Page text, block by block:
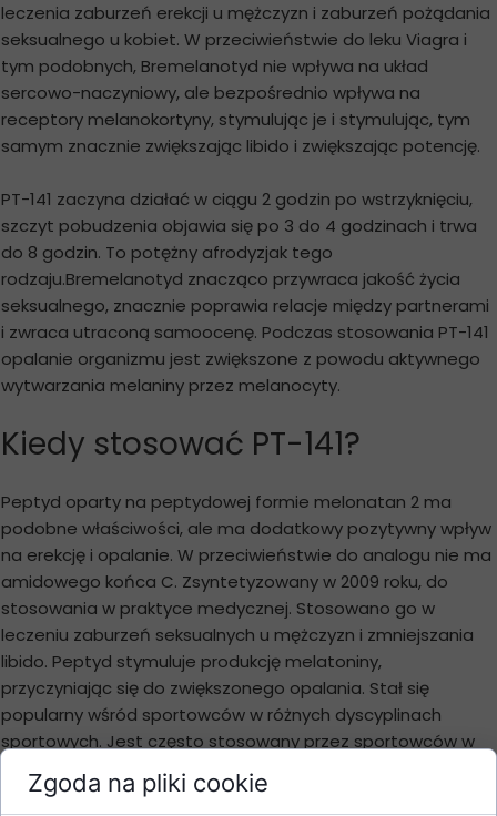
leczenia zaburzeń erekcji u mężczyzn i zaburzeń pożądania
seksualnego u kobiet. W przeciwieństwie do leku Viagra i
tym podobnych, Bremelanotyd nie wpływa na układ
sercowo-naczyniowy, ale bezpośrednio wpływa na
receptory melanokortyny, stymulując je i stymulując, tym
samym znacznie zwiększając libido i zwiększając potencję.
PT-141 zaczyna działać w ciągu 2 godzin po wstrzyknięciu,
szczyt pobudzenia objawia się po 3 do 4 godzinach i trwa
do 8 godzin. To potężny afrodyzjak tego
rodzaju.Bremelanotyd znacząco przywraca jakość życia
seksualnego, znacznie poprawia relacje między partnerami
i zwraca utraconą samoocenę. Podczas stosowania PT-141
opalanie organizmu jest zwiększone z powodu aktywnego
wytwarzania melaniny przez melanocyty.
Kiedy stosować PT-141?
Peptyd oparty na peptydowej formie melonatan 2 ma
podobne właściwości, ale ma dodatkowy pozytywny wpływ
na erekcję i opalanie. W przeciwieństwie do analogu nie ma
amidowego końca C. Zsyntetyzowany w 2009 roku, do
stosowania w praktyce medycznej. Stosowano go w
leczeniu zaburzeń seksualnych u mężczyzn i zmniejszania
libido. Peptyd stymuluje produkcję melatoniny,
przyczyniając się do zwiększonego opalania. Stał się
popularny wśród sportowców w różnych dyscyplinach
sportowych. Jest często stosowany przez sportowców w
terapii po kursie po sterydach.
zawierają:
Zgoda na pliki cookie